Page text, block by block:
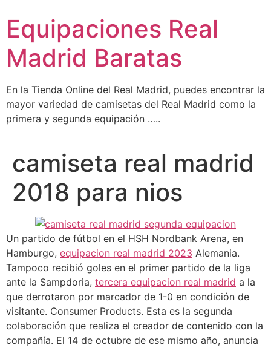
contenido
Equipaciones Real
Madrid Baratas
En la Tienda Online del Real Madrid, puedes encontrar la
mayor variedad de camisetas del Real Madrid como la
primera y segunda equipación …..
camiseta real madrid
2018 para nios
Un partido de fútbol en el HSH Nordbank Arena, en
Hamburgo, equipacion real madrid 2023 Alemania.
Tampoco recibió goles en el primer partido de la liga
ante la Sampdoria, tercera equipacion real madrid a la
que derrotaron por marcador de 1-0 en condición de
visitante. Consumer Products. Esta es la segunda
colaboración que realiza el creador de contenido con la
compañía. El 14 de octubre de ese mismo año, anuncia